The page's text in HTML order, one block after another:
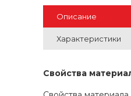
Описание
Характеристики
Свойства